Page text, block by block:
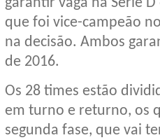
garantir vaga na Série
que foi vice-campeão
na decisão. Ambos
de 2016.
Os 28 times estão
em turno e returno, os
segunda fase, que vai